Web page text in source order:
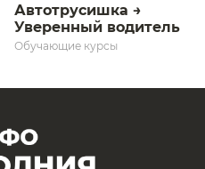
Автотрусишка →
Уверенный водитель​
Обучающие курсы